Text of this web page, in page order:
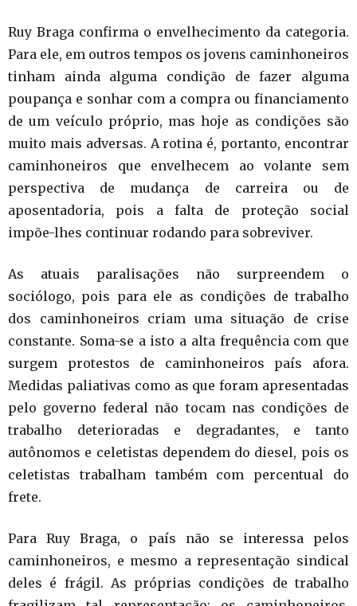
Ruy Braga confirma o envelhecimento da categoria.
Para ele, em outros tempos os jovens caminhoneiros
tinham ainda alguma condição de fazer alguma
poupança e sonhar com a compra ou financiamento
de um veículo próprio, mas hoje as condições são
muito mais adversas. A rotina é, portanto, encontrar
caminhoneiros que envelhecem ao volante sem
perspectiva de mudança de carreira ou de
aposentadoria, pois a falta de proteção social
impõe-lhes continuar rodando para sobreviver.
As atuais paralisações não surpreendem o
sociólogo, pois para ele as condições de trabalho
dos caminhoneiros criam uma situação de crise
constante. Soma-se a isto a alta frequência com que
surgem protestos de caminhoneiros país afora.
Medidas paliativas como as que foram apresentadas
pelo governo federal não tocam nas condições de
trabalho deterioradas e degradantes, e tanto
autônomos e celetistas dependem do diesel, pois os
celetistas trabalham também com percentual do
frete.
Para Ruy Braga, o país não se interessa pelos
caminhoneiros, e mesmo a representação sindical
deles é frágil. As próprias condições de trabalho